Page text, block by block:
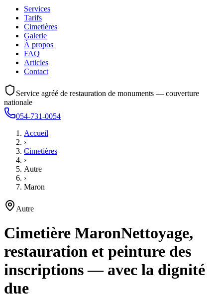
Services
Tarifs
Cimetières
Galerie
À propos
FAQ
Articles
Contact
Service agréé de restauration de monuments — couverture
nationale
054-731-0054
Accueil
›
Cimetières
›
Autre
›
Maron
Autre
Cimetière MaronNettoyage,
restauration et peinture des
inscriptions — avec la dignité
due